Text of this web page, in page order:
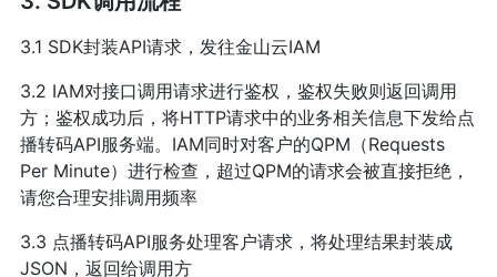
3.1 SDK封装API请求，发往金山云IAM
3.2 IAM对接口调用请求进行鉴权，鉴权失败则返回调用
方；鉴权成功后，将HTTP请求中的业务相关信息下发给点
播转码API服务端。IAM同时对客户的QPM（Requests
Per Minute）进行检查，超过QPM的请求会被直接拒绝，
请您合理安排调用频率
3.3 点播转码API服务处理客户请求，将处理结果封装成
JSON，返回给调用方